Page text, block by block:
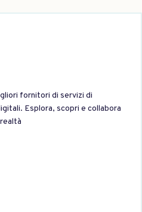
fornitori di servizi di
Esplora, scopri e collabora